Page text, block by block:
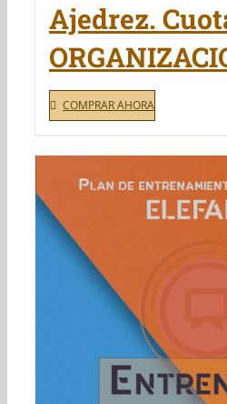
Ajedrez.
COMPRAR AHORA